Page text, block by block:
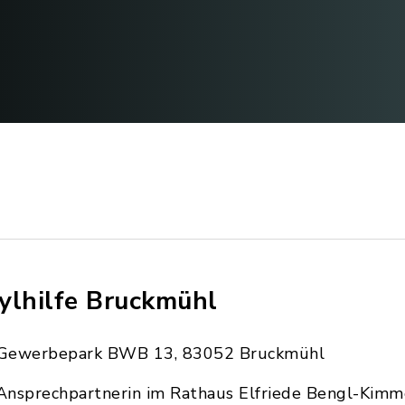
Bruckmühl
BWB 13, 83052 Bruckmühl
im Rathaus Elfriede Bengl-